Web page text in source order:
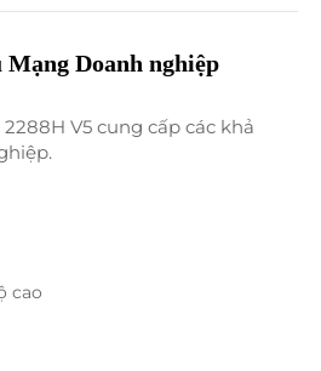
Doanh nghiệp
V5 cung cấp các khả
cao